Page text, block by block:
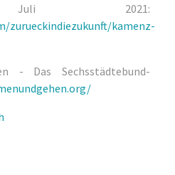
Juli 2021:
zurueckindiezukunft/kamenz-
- Das Sechsstädtebund-